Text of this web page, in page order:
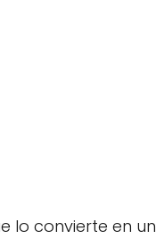
lo convierte en